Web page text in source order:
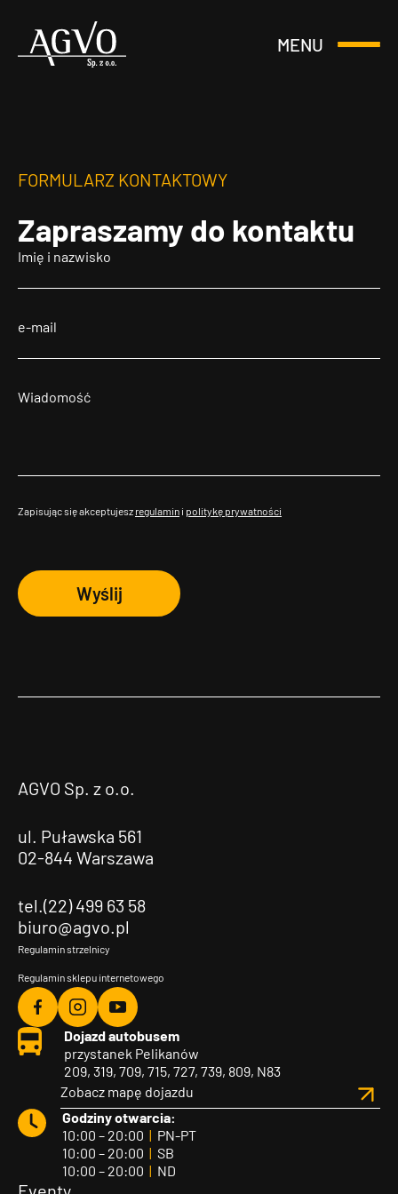
Header
MENU
Otwórz
FORMULARZ KONTAKTOWY
Zapraszamy do kontaktu
Zapisując się akceptujesz regulamin i politykę prywatności
Wyślij
AGVO Sp. z o.o.
ul. Puławska 561
02-844 Warszawa
tel.(22) 499 63 58
biuro@agvo.pl
Regulamin strzelnicy
Regulamin sklepu internetowego
Agvo
Facebook
Agvo
Instagram
Agvo
YouTube
Dojazd autobusem
przystanek Pelikanów
209, 319, 709, 715, 727, 739, 809, N83
Zobacz mapę dojazdu
Godziny otwarcia:
10:00 – 20:00 | PN-PT
10:00 – 20:00 | SB
10:00 – 20:00 | ND